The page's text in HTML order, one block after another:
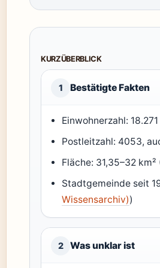
KURZÜBERBLICK
1 Bestätigte Fakten
Einwohnerzahl:
Postleitzahl: 4053,
Fläche: 31,35–32 km²
Stadtgemeinde seit
Wissensarchiv))
2 Was unklar ist